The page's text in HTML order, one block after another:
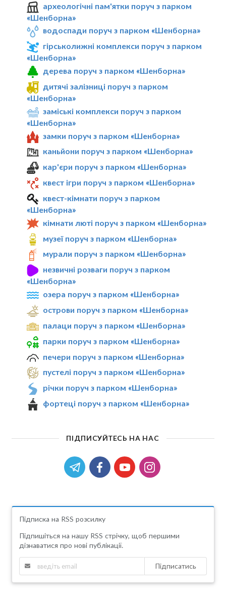
археологічні пам'ятки поруч з парком
«Шенборна»
водоспади поруч з парком «Шенборна»
гірськолижні комплекси поруч з парком
«Шенборна»
дерева поруч з парком «Шенборна»
дитячі залізниці поруч з парком
«Шенборна»
заміські комплекси поруч з парком
«Шенборна»
замки поруч з парком «Шенборна»
каньйони поруч з парком «Шенборна»
кар'єри поруч з парком «Шенборна»
квест ігри поруч з парком «Шенборна»
квест-кімнати поруч з парком
«Шенборна»
кімнати люті поруч з парком «Шенборна»
музеї поруч з парком «Шенборна»
мурали поруч з парком «Шенборна»
незвичні розваги поруч з парком
«Шенборна»
озера поруч з парком «Шенборна»
острови поруч з парком «Шенборна»
палаци поруч з парком «Шенборна»
парки поруч з парком «Шенборна»
печери поруч з парком «Шенборна»
пустелі поруч з парком «Шенборна»
річки поруч з парком «Шенборна»
фортеці поруч з парком «Шенборна»
ПІДПИСУЙТЕСЬ НА НАС
Підписка на RSS розсилку
Підпишіться на нашу RSS стрічку, щоб першими
дізнаватися про нові публікації.
Підписатись